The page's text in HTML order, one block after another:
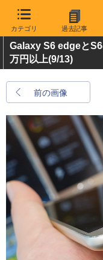
カテゴリ 過去記事
Galaxy S6 edgeと
万円以上(9/13)
前の画像